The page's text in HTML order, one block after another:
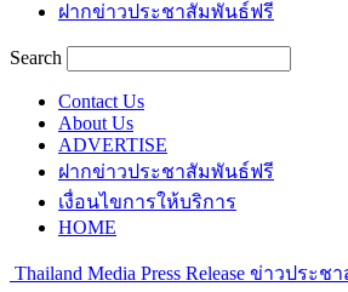
ฝากข่าวประชาสัมพันธ์ฟรี
Search
Contact Us
About Us
ADVERTISE
ฝากข่าวประชาสัมพันธ์ฟรี
เงื่อนไขการให้บริการ
HOME
Thailand Media Press Release ข่าวประ